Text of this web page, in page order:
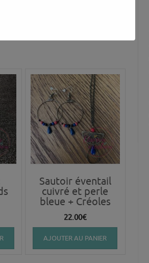
Sautoir éventail
cuivré et perle
bleue + Créoles
22.00€
AJOUTER AU PANIER